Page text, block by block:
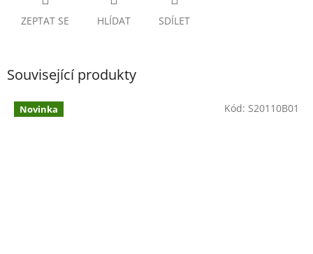
ZEPTAT SE HLÍDAT SDÍLET
Související produkty
Novinka Kód: S20110B01